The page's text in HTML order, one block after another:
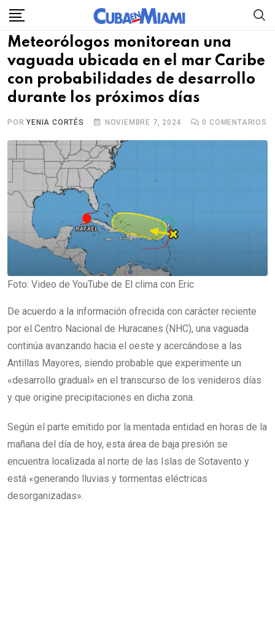
Skip
content
Meteorólogos monitorean una
vaguada ubicada en el mar Caribe
con probabilidades de desarrollo
durante los próximos días
PORYENIA CORTÉS NOVIEMBRE 7, 2024 0 COMENTARIOS
Foto: Video de YouTube de El clima con Eric
De acuerdo a la información ofrecida con carácter reciente
por el Centro Nacional de Huracanes (NHC), una vaguada
continúa avanzando hacia el oeste y acercándose a las
Antillas Mayores, siendo probable que experimente un
«desarrollo gradual» en el transcurso de los venideros días
y que origine precipitaciones en dicha zona.
Según el parte emitido por la mentada entidad en horas de la
mañana del día de hoy, esta área de baja presión se
encuentra localizada al norte de las Islas de Sotavento y
está «generando lluvias y tormentas eléctricas
desorganizadas».